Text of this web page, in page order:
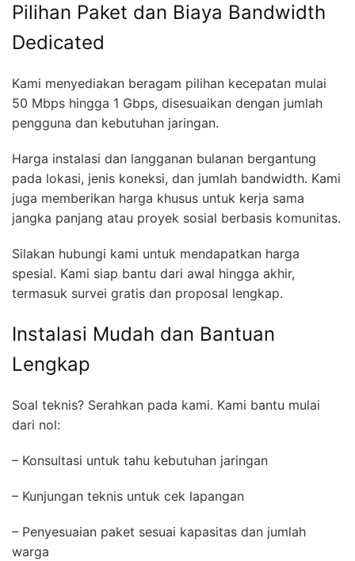
Pilihan Paket dan Biaya Bandwidth
Dedicated
Kami menyediakan beragam pilihan kecepatan mulai
50 Mbps hingga 1 Gbps, disesuaikan dengan jumlah
pengguna dan kebutuhan jaringan.
Harga instalasi dan langganan bulanan bergantung
pada lokasi, jenis koneksi, dan jumlah bandwidth. Kami
juga memberikan harga khusus untuk kerja sama
jangka panjang atau proyek sosial berbasis komunitas.
Silakan hubungi kami untuk mendapatkan harga
spesial. Kami siap bantu dari awal hingga akhir,
termasuk survei gratis dan proposal lengkap.
Instalasi Mudah dan Bantuan
Lengkap
Soal teknis? Serahkan pada kami. Kami bantu mulai
dari nol:
– Konsultasi untuk tahu kebutuhan jaringan
– Kunjungan teknis untuk cek lapangan
– Penyesuaian paket sesuai kapasitas dan jumlah
warga